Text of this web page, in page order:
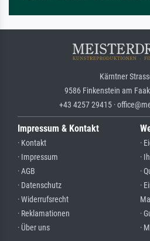
Kärntner
9586 Finkenstein am
+43 4257 29415 ·
Impressum & Kontakt
· Kontakt
· Impressum
· AGB
· Datenschutz
· Widerrufsrecht
· Reklamationen
· Über uns
·
·
·
·
·
·